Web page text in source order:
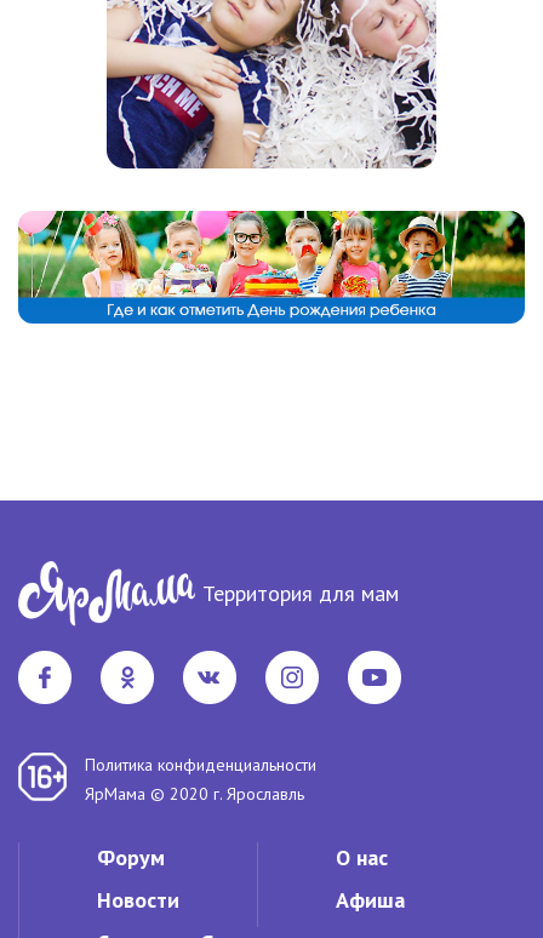
Территория для мам
Политика конфиденциальности
ЯрМама © 2020 г. Ярославль
Форум
Новости
О нас
Афиша